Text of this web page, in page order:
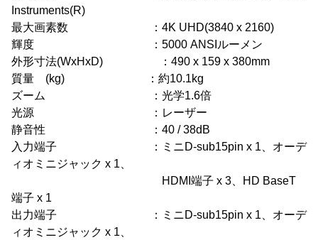
Instruments(R)
最大画素数 ：4K UHD(3840 x 2160)
輝度 ：5000 ANSIルーメン
外形寸法(WxHxD) ：490 x 159 x 380mm
質量 (kg) ：約10.1kg
ズーム ：光学1.6倍
光源 ：レーザー
静音性 ：40 / 38dB
入力端子 ：ミニD-sub15pin x 1、オーデ
ィオミニジャック x 1、
HDMI端子 x 3、HD BaseT
端子 x 1
出力端子 ：ミニD-sub15pin x 1、オーデ
ィオミニジャック x 1、